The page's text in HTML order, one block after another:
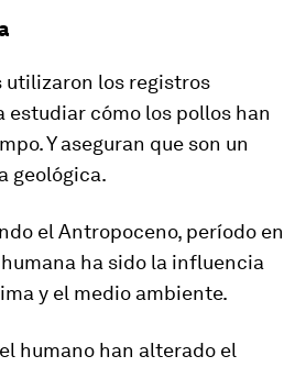
utilizaron los registros
estudiar cómo los pollos han
Y aseguran que son un
geológica.
el Antropoceno, período en
ha sido la influencia
y el medio ambiente.
humano han alterado el